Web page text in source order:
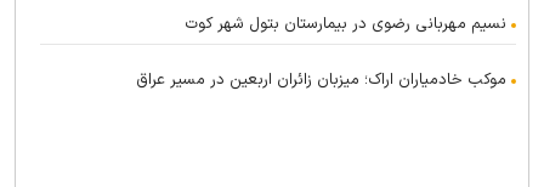
نسیم مهربانی رضوی در بیمارستان بتول شهر کوت
موکب خادمیاران اراک؛ میزبان زائران اربعین در مسیر عراق